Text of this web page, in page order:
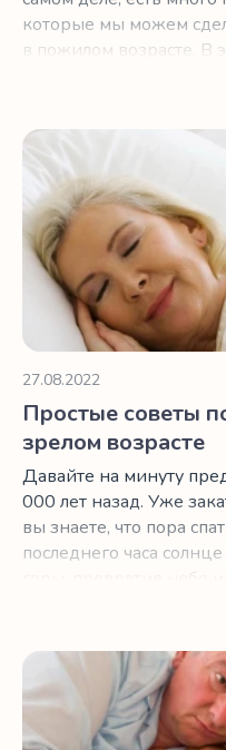
которые мы можем
в пожилом возрасте. В
ночам.
Простые советы по
27.08.2022
Простые советы
зрелом возрасте
Давайте на минуту
000 лет назад. Уже
вы знаете, что пора
последнего часа
Сон в пожилом